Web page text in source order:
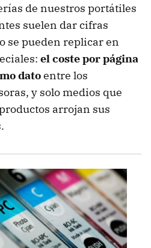
de nuestros portátiles
suelen dar cifras
se pueden replicar en
el coste por página
datoentre los
y solo medios que
arrojan sus